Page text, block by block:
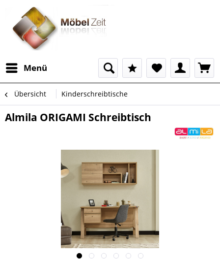
Menü
Übersicht Kinderschreibtische
Almila ORIGAMI Schreibtisch